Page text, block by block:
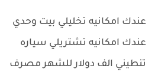
عندك امكانيه تخليلي بيت وحدي
عندك امكانيه تشتريلي سياره
تنطيني الف دولار للشهر مصرف